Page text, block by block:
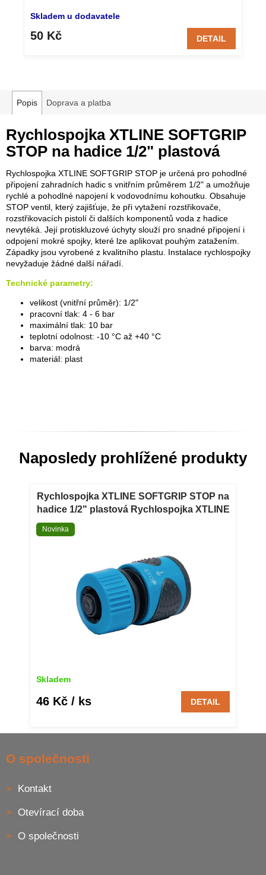
Skladem u dodavatele
50 Kč DETAIL
Popis Doprava a platba
Rychlospojka XTLINE SOFTGRIP
STOP na hadice 1/2" plastová
Rychlospojka XTLINE SOFTGRIP STOP je určená pro pohodlné
připojení zahradních hadic s vnitřním průměrem 1/2" a umožňuje
rychlé a pohodlné napojení k vodovodnímu kohoutku. Obsahuje
STOP ventil, který zajišťuje, že při vytažení rozstřikovače,
rozstřikovacích pistolí či dalších komponentů voda z hadice
nevytéká. Její protiskluzové úchyty slouží pro snadné připojení i
odpojení mokré spojky, které lze aplikovat pouhým zatažením.
Západky jsou vyrobené z kvalitního plastu. Instalace rychlospojky
nevyžaduje žádné další nářadí.
Technické parametry:
velikost (vnitřní průměr): 1/2"
pracovní tlak: 4 - 6 bar
maximální tlak: 10 bar
teplotní odolnost: -10 °C až +40 °C
barva: modrá
materiál: plast
Naposledy prohlížené produkty
Rychlospojka XTLINE SOFTGRIP STOP na
hadice 1/2" plastová Rychlospojka XTLINE
SOFTGRIP STOP na hadice 1/2" plastová
Novinka
Skladem
46 Kč / ks DETAIL
O společnosti
Kontakt
Otevírací doba
O společnosti